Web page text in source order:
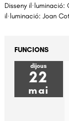
Disseny
il·luminació: Joan
FUNCIONS
dijous
22
mai